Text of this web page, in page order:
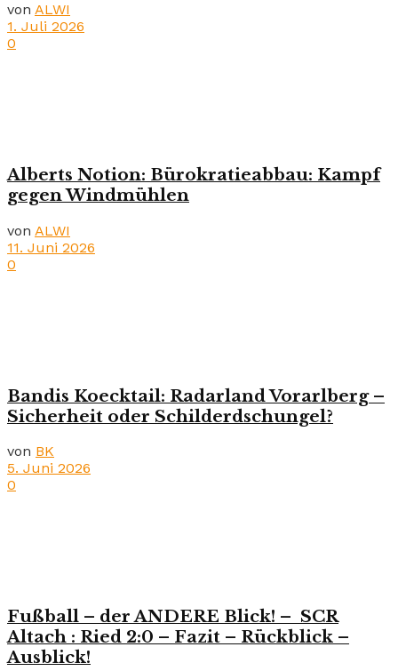
von ALWI
1. Juli 2026
0
Alberts Notion: Bürokratieabbau: Kampf
gegen Windmühlen
von ALWI
11. Juni 2026
0
Bandis Koecktail: Radarland Vorarlberg –
Sicherheit oder Schilderdschungel?
von BK
5. Juni 2026
0
Fußball – der ANDERE Blick! – SCR
Altach : Ried 2:0 – Fazit – Rückblick –
Ausblick!